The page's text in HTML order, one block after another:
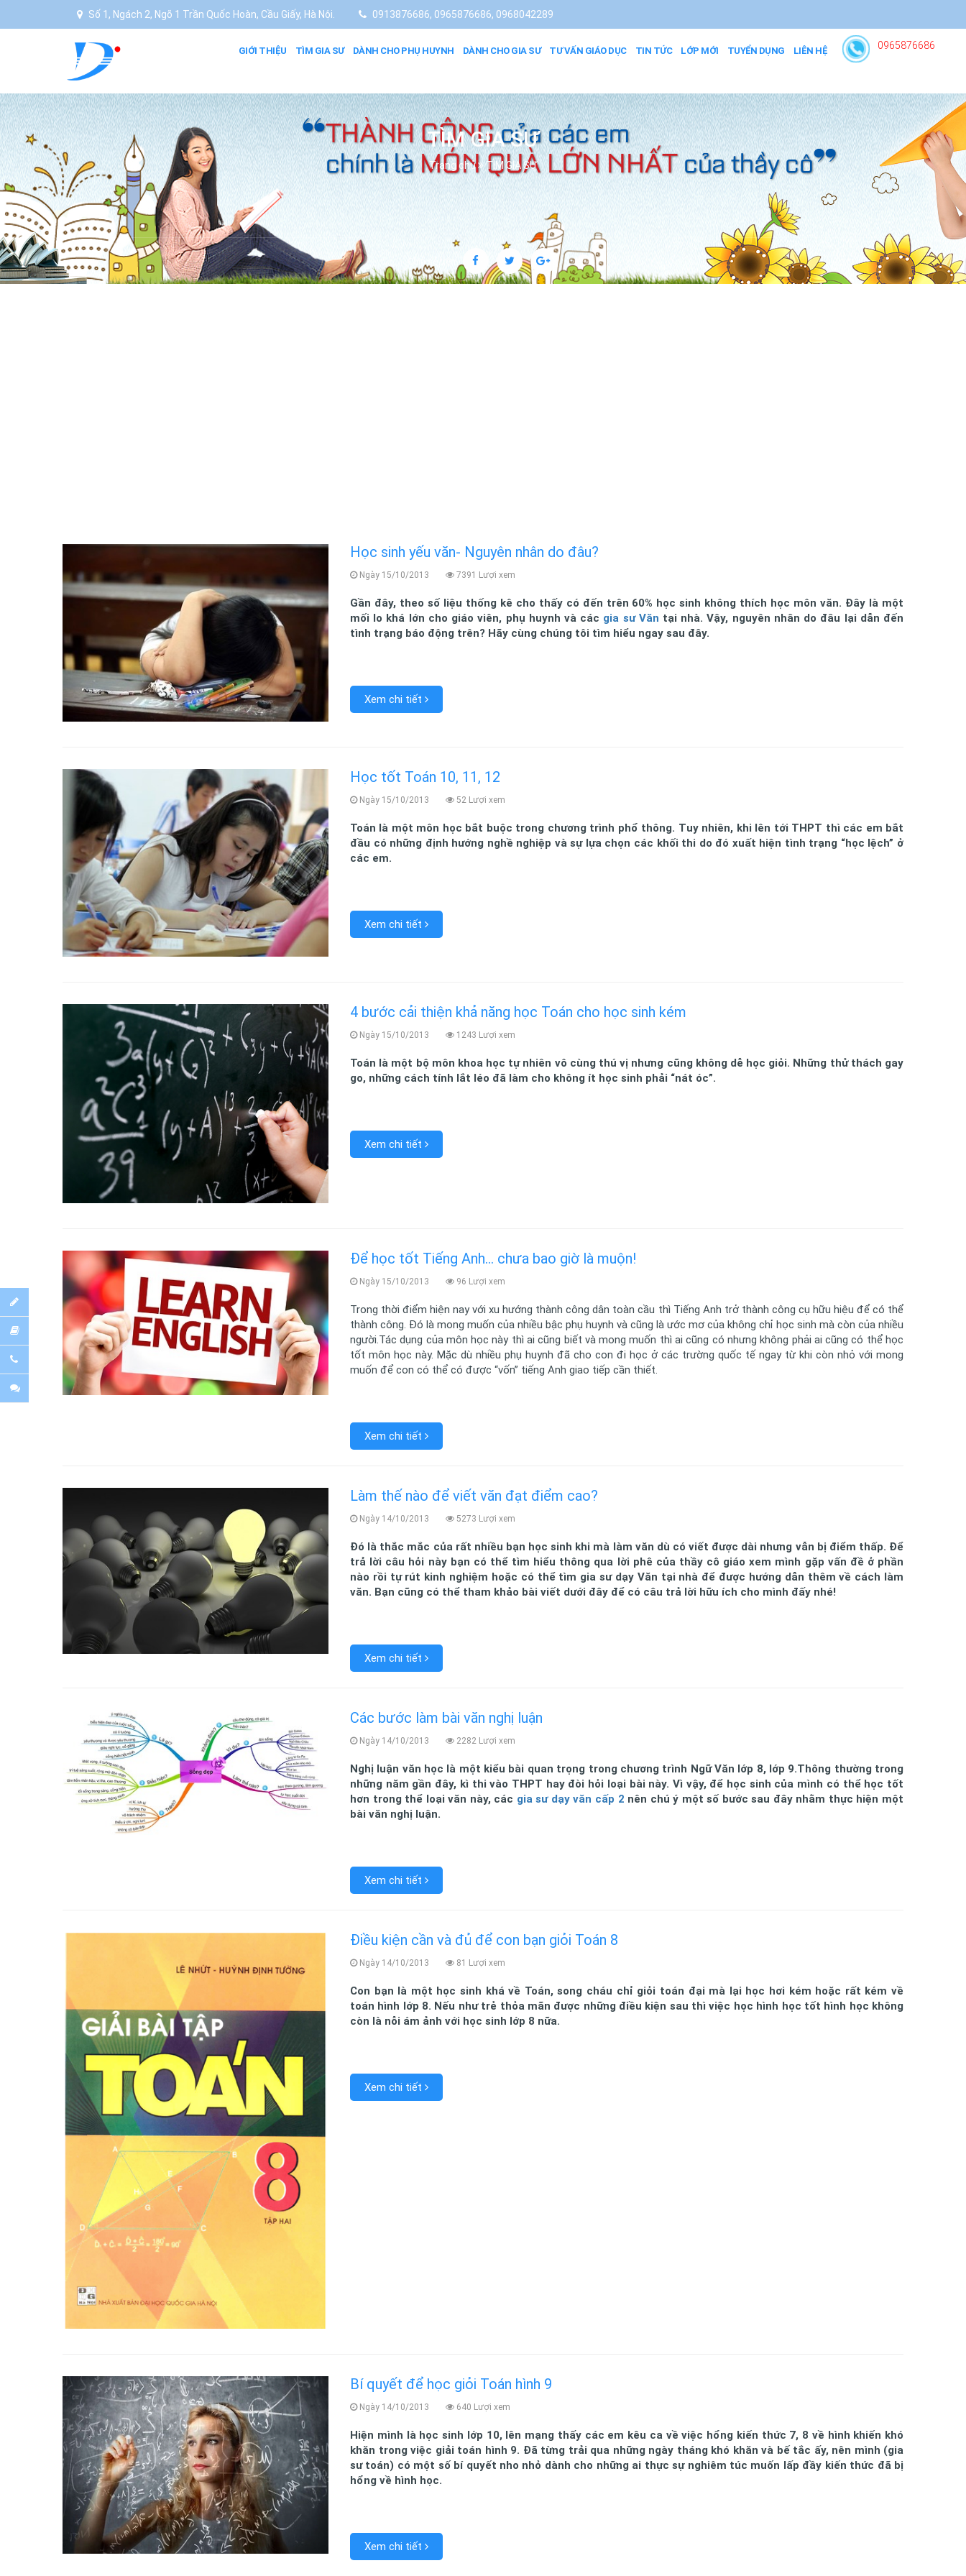
Số 1, Ngách 2, Ngõ 1 Trần Quốc Hoàn, Cầu Giấy, Hà Nội. 0913876686, 0965876686, 0968042289
GIỚI THIỆU TÌM GIA SƯ DÀNH CHO PHỤ HUYNH DÀNH CHO GIA SƯ TƯ VẤN GIÁO DỤC TIN TỨC LỚP MỚI TUYỂN DỤNG LIÊN HỆ 0965876686
TÌM GIA SƯ
Trang chủ TÌM GIA SƯ
Học sinh yếu văn- Nguyên nhân do đâu?
Ngày 15/10/2013 7391 Lượi xem
Gần đây, theo số liệu thống kê cho thấy có đến trên 60% học sinh không thích học môn văn. Đây là một
mối lo khá lớn cho giáo viên, phụ huynh và các gia sư Văn tại nhà. Vậy, nguyên nhân do đâu lại dẫn đến
tình trạng báo động trên? Hãy cùng chúng tôi tìm hiểu ngay sau đây.
Xem chi tiết
Học tốt Toán 10, 11, 12
Ngày 15/10/2013 52 Lượi xem
Toán là một môn học bắt buộc trong chương trình phổ thông. Tuy nhiên, khi lên tới THPT thì các em bắt
đầu có những định hướng nghề nghiệp và sự lựa chọn các khối thi do đó xuất hiện tình trạng “học lệch” ở
các em.
Xem chi tiết
4 bước cải thiện khả năng học Toán cho học sinh kém
Ngày 15/10/2013 1243 Lượi xem
Toán là một bộ môn khoa học tự nhiên vô cùng thú vị nhưng cũng không dễ học giỏi. Những thử thách gay
go, những cách tính lắt léo đã làm cho không ít học sinh phải “nát óc”.
Xem chi tiết
Để học tốt Tiếng Anh… chưa bao giờ là muộn!
Ngày 15/10/2013 96 Lượi xem
Trong thời điểm hiện nay với xu hướng thành công dân toàn cầu thì Tiếng Anh trở thành công cụ hữu hiệu để có thể
thành công. Đó là mong muốn của nhiều bậc phụ huynh và cũng là ước mơ của không chỉ học sinh mà còn của nhiều
người.Tác dụng của môn học này thì ai cũng biết và mong muốn thì ai cũng có nhưng không phải ai cũng có thể học
tốt môn học này. Mặc dù nhiều phụ huynh đã cho con đi học ở các trường quốc tế ngay từ khi còn nhỏ với mong
muốn để con có thể có được “vốn” tiếng Anh giao tiếp cần thiết.
Xem chi tiết
Làm thế nào để viết văn đạt điểm cao?
Ngày 14/10/2013 5273 Lượi xem
Đó là thắc mắc của rất nhiều bạn học sinh khi mà làm văn dù có viết được dài nhưng vẫn bị điểm thấp. Để
trả lời câu hỏi này bạn có thể tìm hiểu thông qua lời phê của thầy cô giáo xem mình gặp vấn đề ở phần
nào rồi tự rút kinh nghiệm hoặc có thể tìm gia sư dạy Văn tại nhà để được hướng dẫn thêm về cách làm
văn. Bạn cũng có thể tham khảo bài viết dưới đây để có câu trả lời hữu ích cho mình đấy nhé!
Xem chi tiết
Các bước làm bài văn nghị luận
Ngày 14/10/2013 2282 Lượi xem
Nghị luận văn học là một kiểu bài quan trọng trong chương trình Ngữ Văn lớp 8, lớp 9.Thông thường trong
những năm gần đây, kì thi vào THPT hay đòi hỏi loại bài này. Vì vậy, để học sinh của mình có thể học tốt
hơn trong thể loại văn này, các gia sư dạy văn cấp 2 nên chú ý một số bước sau đây nhằm thực hiện một
bài văn nghị luận.
Xem chi tiết
Điều kiện cần và đủ để con bạn giỏi Toán 8
Ngày 14/10/2013 81 Lượi xem
Con bạn là một học sinh khá về Toán, song cháu chỉ giỏi toán đại mà lại học hơi kém hoặc rất kém về
toán hình lớp 8. Nếu như trẻ thỏa mãn được những điều kiện sau thì việc học hình học tốt hình học không
còn là nỗi ám ảnh với học sinh lớp 8 nữa.
Xem chi tiết
Bí quyết để học giỏi Toán hình 9
Ngày 14/10/2013 640 Lượi xem
Hiện mình là học sinh lớp 10, lên mạng thấy các em kêu ca về việc hổng kiến thức 7, 8 về hình khiến khó
khăn trong việc giải toán hình 9. Đã từng trải qua những ngày tháng khó khăn và bế tắc ấy, nên mình (gia
sư toán) có một số bí quyết nho nhỏ dành cho những ai thực sự nghiêm túc muốn lấp đầy kiến thức đã bị
hổng về hình học.
Xem chi tiết